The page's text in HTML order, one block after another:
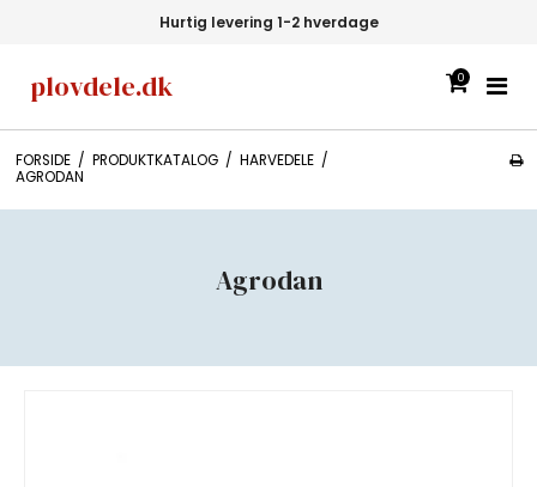
Hurtig levering 1-2 hverdage
plovdele.dk 0
FORSIDE / PRODUKTKATALOG / HARVEDELE /
AGRODAN
Agrodan